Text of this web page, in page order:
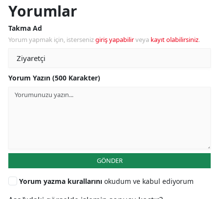
Yorumlar
Takma Ad
Yorum yapmak için, istersenizgiriş yapabilirveya kayıt olabilirsiniz.
Yorum Yazın (500 Karakter)
GÖNDER
Yorum yazma kurallarını okudum ve kabul ediyorum